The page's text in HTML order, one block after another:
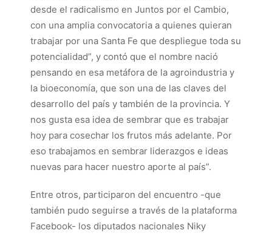
desde el radicalismo en Juntos por el Cambio,
con una amplia convocatoria a quienes quieran
trabajar por una Santa Fe que despliegue toda su
potencialidad”, y contó que el nombre nació
pensando en esa metáfora de la agroindustria y
la bioeconomía, que son una de las claves del
desarrollo del país y también de la provincia. Y
nos gusta esa idea de sembrar que es trabajar
hoy para cosechar los frutos más adelante. Por
eso trabajamos en sembrar liderazgos e ideas
nuevas para hacer nuestro aporte al país”.
Entre otros, participaron del encuentro -que
también pudo seguirse a través de la plataforma
Facebook- los diputados nacionales Niky